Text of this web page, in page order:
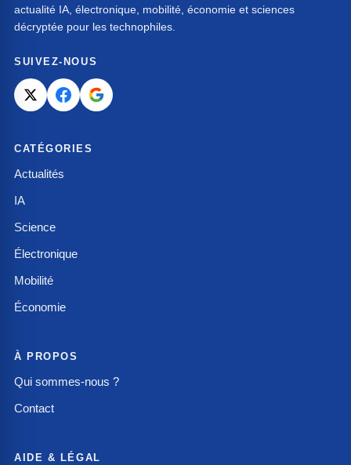
actualité IA, électronique, mobilité, économie et sciences
décryptée pour les technophiles.
SUIVEZ-NOUS
CATÉGORIES
Actualités
IA
Science
Électronique
Mobilité
Économie
À PROPOS
Qui sommes-nous ?
Contact
AIDE & LÉGAL